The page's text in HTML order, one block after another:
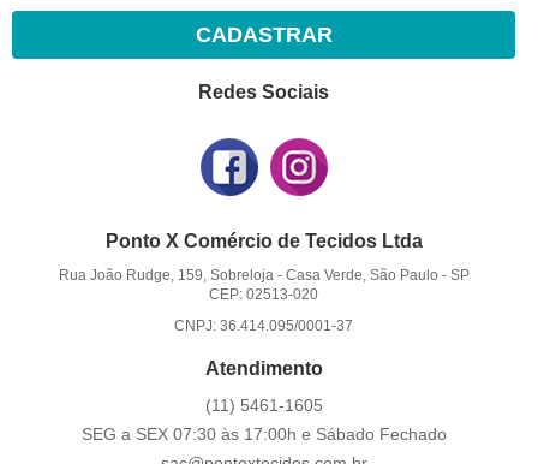
CADASTRAR
Redes Sociais
Ponto X Comércio de Tecidos Ltda
Rua João Rudge, 159, Sobreloja- Casa Verde, São Paulo - SP
CEP: 02513-020
CNPJ: 36.414.095/0001-37
Atendimento
(11) 5461-1605
SEG a SEX 07:30 às 17:00h e Sábado Fechado